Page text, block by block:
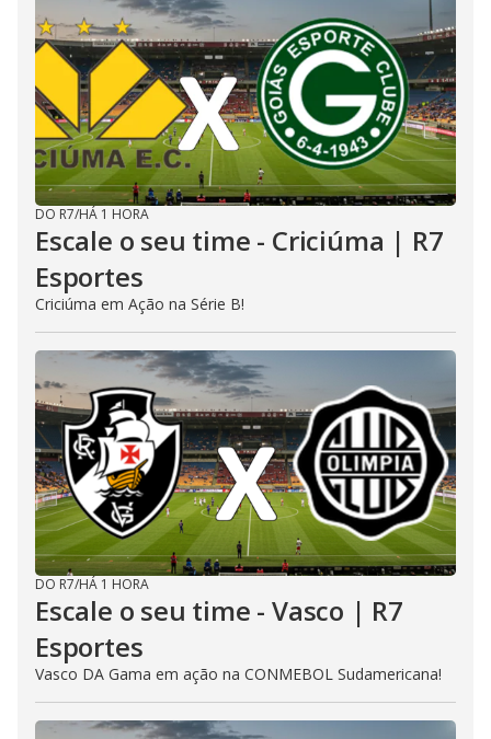
DO R7/HÁ 1 HORA
Escale o seu time - Criciúma | R7
Esportes
Criciúma em Ação na Série B!
DO R7/HÁ 1 HORA
Escale o seu time - Vasco | R7
Esportes
Vasco DA Gama em ação na CONMEBOL Sudamericana!